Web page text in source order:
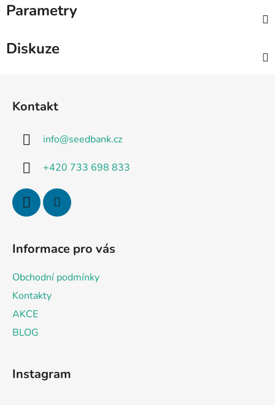
Parametry
Diskuze
Kontakt
info@seedbank.cz
+420 733 698 833
Informace pro vás
Obchodní podmínky
Kontakty
AKCE
BLOG
Instagram